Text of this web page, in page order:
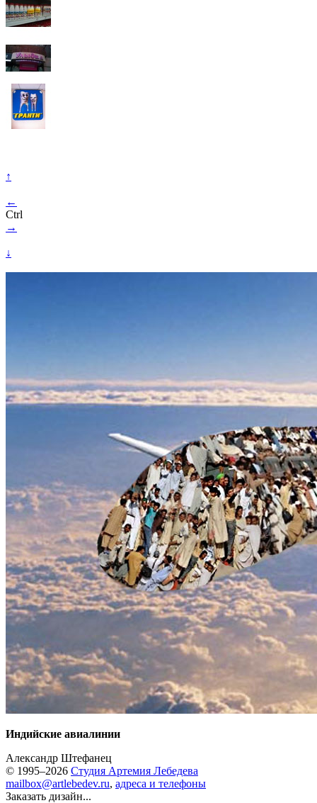
↑
←
Ctrl
→
↓
Индийские авиалинии
Александр Штефанец
© 1995–2026 Студия Артемия Лебедева
mailbox@artlebedev.ru, адреса и телефоны
Заказать дизайн...